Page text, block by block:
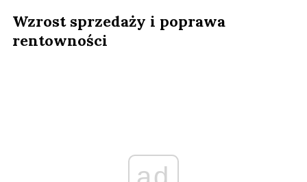
Wzrost sprzedaży i poprawa
rentowności